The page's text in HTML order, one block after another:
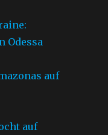
Odessa
auf
auf